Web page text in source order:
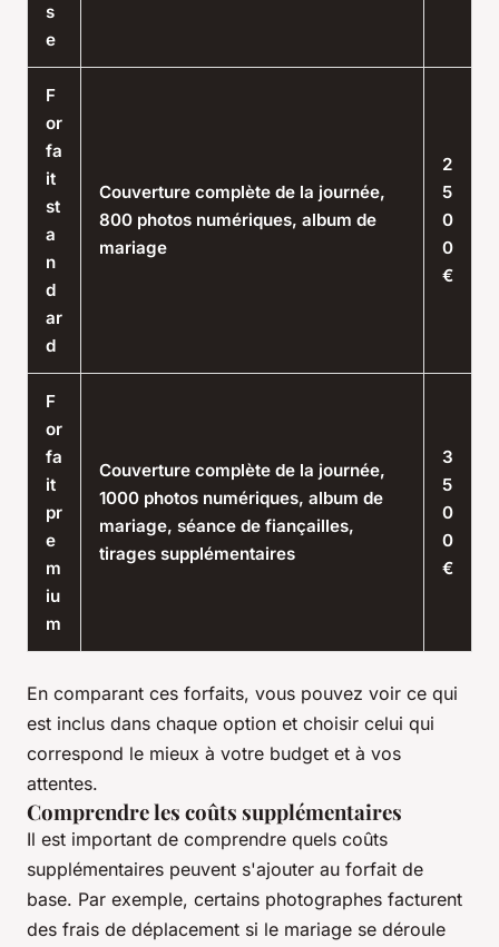
s
e
F
or
fa
it
st
a
n
d
ar
d
Couverture complète de la journée,
800 photos numériques, album de
mariage
2
5
0
0
€
F
or
fa
it
pr
e
m
iu
m
Couverture complète de la journée,
1000 photos numériques, album de
mariage, séance de fiançailles,
tirages supplémentaires
3
5
0
0
€
En comparant ces forfaits, vous pouvez voir ce qui
est inclus dans chaque option et choisir celui qui
correspond le mieux à votre budget et à vos
attentes.
Comprendre les coûts supplémentaires
Il est important de comprendre quels coûts
supplémentaires peuvent s'ajouter au forfait de
base. Par exemple, certains photographes facturent
des frais de déplacement si le mariage se déroule